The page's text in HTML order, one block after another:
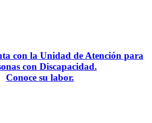
con la Unidad de Atención para
con Discapacidad.
Conoce su labor.